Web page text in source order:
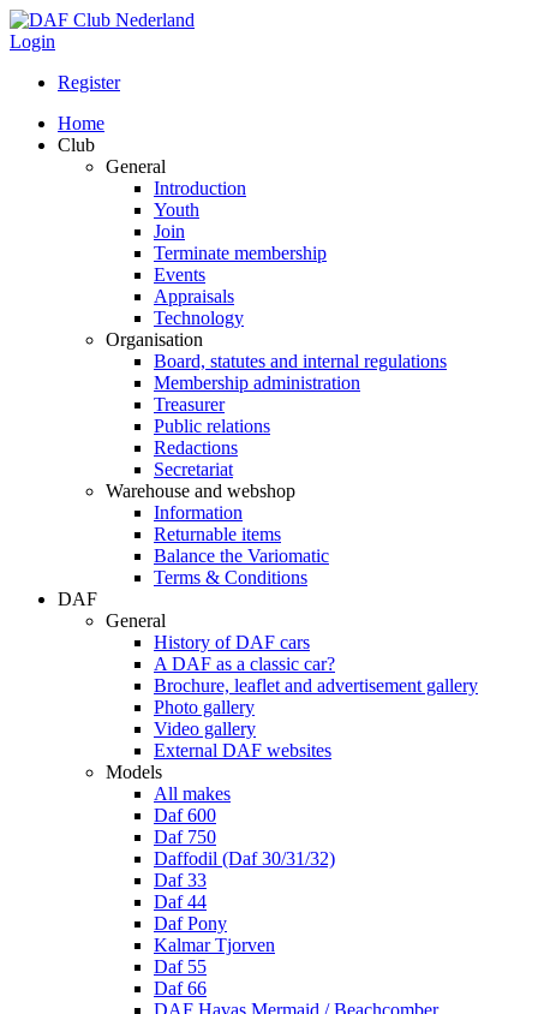
Login
Register
Home
Club
General
Introduction
Youth
Join
Terminate membership
Events
Appraisals
Technology
Organisation
Board, statutes and internal regulations
Membership administration
Treasurer
Public relations
Redactions
Secretariat
Warehouse and webshop
Information
Returnable items
Balance the Variomatic
Terms & Conditions
DAF
General
History of DAF cars
A DAF as a classic car?
Brochure, leaflet and advertisement gallery
Photo gallery
Video gallery
External DAF websites
Models
All makes
Daf 600
Daf 750
Daffodil (Daf 30/31/32)
Daf 33
Daf 44
Daf Pony
Kalmar Tjorven
Daf 55
Daf 66
DAF Havas Mermaid / Beachcomber